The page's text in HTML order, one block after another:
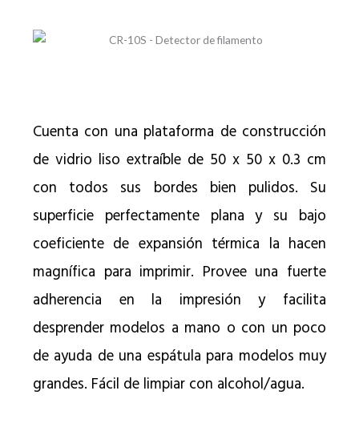
Cuenta con una plataforma de construcción
de vidrio liso extraíble de 50 x 50 x 0.3 cm
con todos sus bordes bien pulidos. Su
superficie perfectamente plana y su bajo
coeficiente de expansión térmica la hacen
magnífica para imprimir. Provee una fuerte
adherencia en la impresión y facilita
desprender modelos a mano o con un poco
de ayuda de una espátula para modelos muy
grandes. Fácil de limpiar con alcohol/agua.